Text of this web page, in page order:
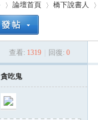
論壇首頁 橋下說書人
查看: 1319 回復: 0
貪吃鬼